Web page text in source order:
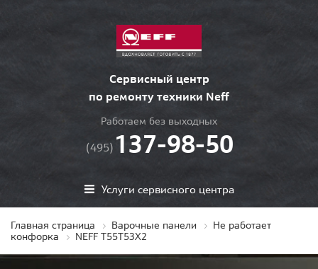
Сервисный центр
по ремонту техники Neff
Работаем без выходных
(495) 137-98-50
Услуги сервисного центра
Главная страница Варочные панели
Не работает
конфорка
NEFF T55T53X2